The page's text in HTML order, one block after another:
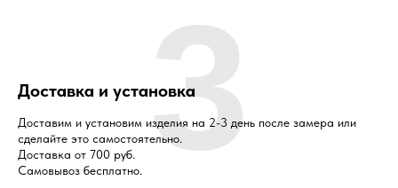
Доставка и установка
Доставим и установим изделия на 2-3 день после замера или
сделайте это самостоятельно.
Доставка от 700 руб.
Самовывоз бесплатно. 3